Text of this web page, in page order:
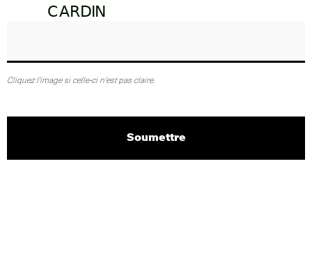
Cliquez l'image si celle-ci n'est pas claire.
Soumettre